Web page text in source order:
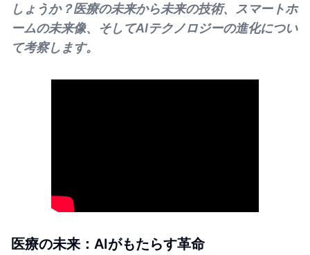
しょうか？医療の未来から未来の技術、スマートホ
ームの未来像、そしてAIテクノロジーの進化につい
て考察します。
医療の未来：AIがもたらす革命